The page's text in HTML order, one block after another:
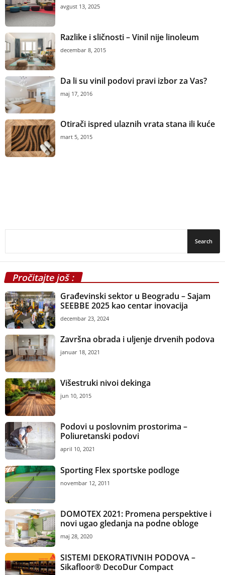
avgust 13, 2025
Razlike i sličnosti – Vinil nije linoleum
decembar 8, 2015
Da li su vinil podovi pravi izbor za Vas?
maj 17, 2016
Otirači ispred ulaznih vrata stana ili kuće
mart 5, 2015
Pročitajte još :
Građevinski sektor u Beogradu – Sajam
SEEBBE 2025 kao centar inovacija
decembar 23, 2024
Završna obrada i uljenje drvenih podova
januar 18, 2021
Višestruki nivoi dekinga
jun 10, 2015
Podovi u poslovnim prostorima –
Poliuretanski podovi
april 10, 2021
Sporting Flex sportske podloge
novembar 12, 2011
DOMOTEX 2021: Promena perspektive i
novi ugao gledanja na podne obloge
maj 28, 2020
SISTEMI DEKORATIVNIH PODOVA –
Sikafloor® DecoDur Compact